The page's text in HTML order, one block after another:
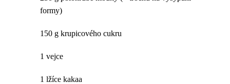
formy)
150 g krupicového cukru
1 vejce
1 lžíce kakaa